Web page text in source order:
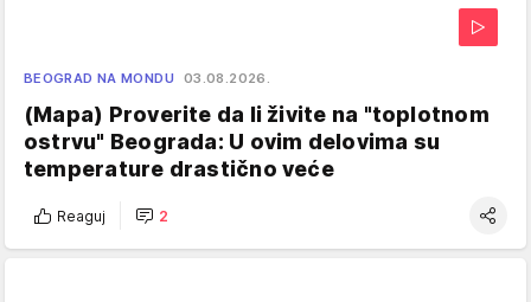
BEOGRAD NA MONDU 03.08.2026.
(Mapa) Proverite da li živite na "toplotnom
ostrvu" Beograda: U ovim delovima su
temperature drastično veće
Reaguj 2